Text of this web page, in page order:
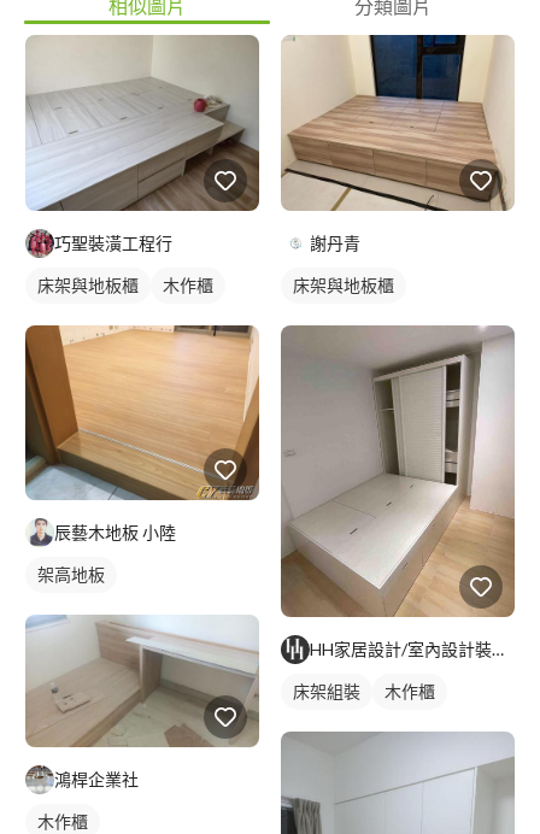
相似圖片 分類圖片
巧聖裝潢工程行
床架與地板櫃 木作櫃
辰藝木地板 小陸
架高地板
鴻桿企業社
木作櫃
謝丹青
床架與地板櫃
HH家居設計/室內設計裝修/代客組裝
床架組裝 木作櫃